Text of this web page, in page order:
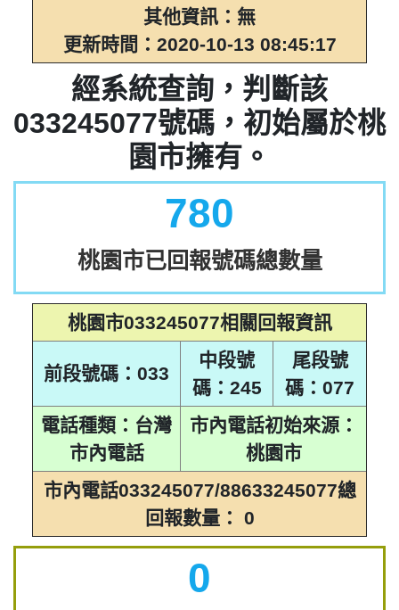
033245065
033245066
033245067
033245068
033245069
033245070
033245071
033245072
033245073
033245092
033245093
033245094
033245095
033245096
033245098
類似033245077的號碼
其他資訊：無
更新時間：2020-10-13 08:45:17
經系統查詢，判斷該
033245077號碼，初始屬於桃
園市擁有。
780
桃園市已回報號碼總數量
桃園市033245077相關回報資訊
前段號碼：033
中段號
碼：245
尾段號
碼：077
電話種類：台灣
市內電話
市內電話初始來源：
桃園市
市內電話033245077/88633245077總
回報數量： 0
0